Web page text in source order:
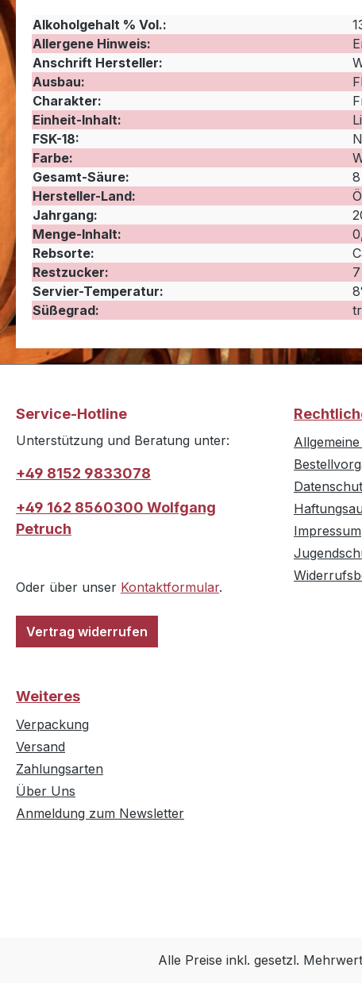
Alkoholgehalt % Vol.:
Allergene Hinweis:
Anschrift Hersteller:
Ausbau:
Charakter:
Einheit-Inhalt:
FSK-18:
Farbe:
Gesamt-Säure:
8
Hersteller-Land:
Jahrgang:
Menge-Inhalt:
Rebsorte:
Restzucker:
7
Servier-Temperatur:
Süßegrad:
Service-Hotline
Unterstützung und Beratung unter:
+49 8152 9833078
+49 162 8560300 Wolfgang
Petruch
Oder über unser Kontaktformular.
Vertrag widerrufen
Impressum
Weiteres
Verpackung
Versand
Zahlungsarten
Über Uns
Anmeldung zum Newsletter
Alle Preise inkl. gesetzl.